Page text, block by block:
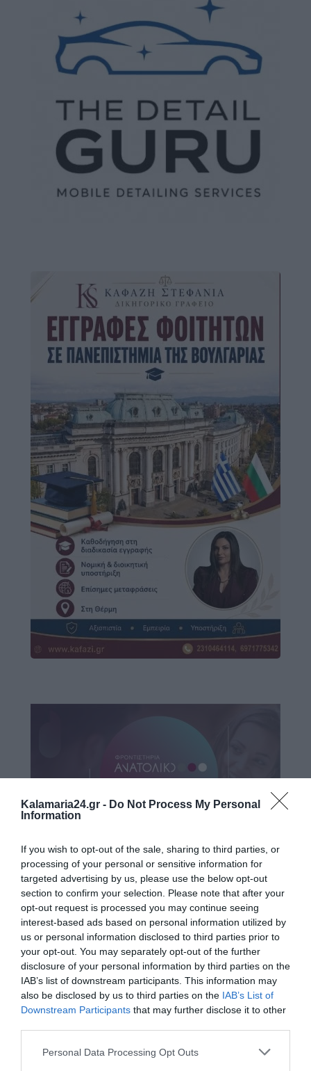
Kalamaria24.gr - Do Not Process My Personal
Information
If you wish to opt-out of the sale, sharing to third parties, or
processing of your personal or sensitive information for
targeted advertising by us, please use the below opt-out
section to confirm your selection. Please note that after your
opt-out request is processed you may continue seeing
interest-based ads based on personal information utilized by
us or personal information disclosed to third parties prior to
your opt-out. You may separately opt-out of the further
disclosure of your personal information by third parties on the
IAB’s list of downstream participants. This information may
also be disclosed by us to third parties on the IAB’s List of
Downstream Participants that may further disclose it to other
Personal Data Processing Opt Outs
Ο ΚΑΙΡΟΣ
36